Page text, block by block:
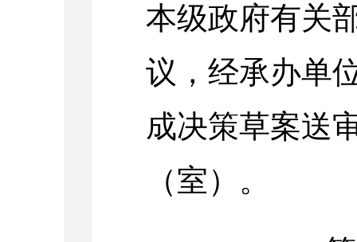
本级政府有关
议，经承办单
成决策草案送
（室）。